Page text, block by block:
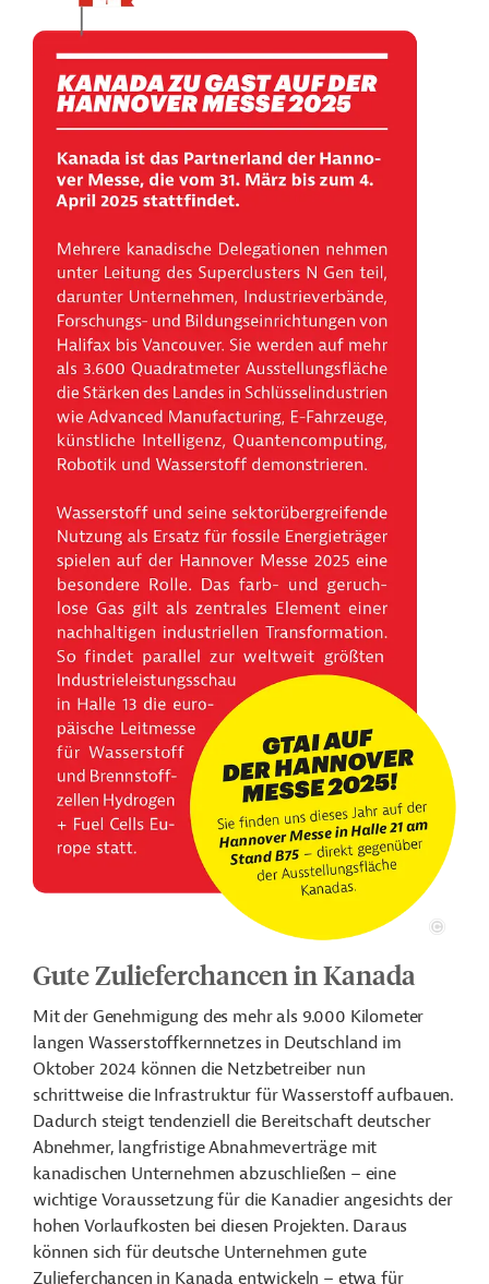
Gute Zulieferchancen in Kanada
Mit der Genehmigung des mehr als 9.000 Kilometer
langen Wasserstoffkernnetzes in Deutschland im
Oktober 2024 können die Netzbetreiber nun
schrittweise die Infrastruktur für Wasserstoff aufbauen.
Dadurch steigt tendenziell die Bereitschaft deutscher
Abnehmer, langfristige Abnahmeverträge mit
kanadischen Unternehmen abzuschließen – eine
wichtige Voraussetzung für die Kanadier angesichts der
hohen Vorlaufkosten bei diesen Projekten. Daraus
können sich für deutsche Unternehmen gute
Zulieferchancen in Kanada entwickeln – etwa für